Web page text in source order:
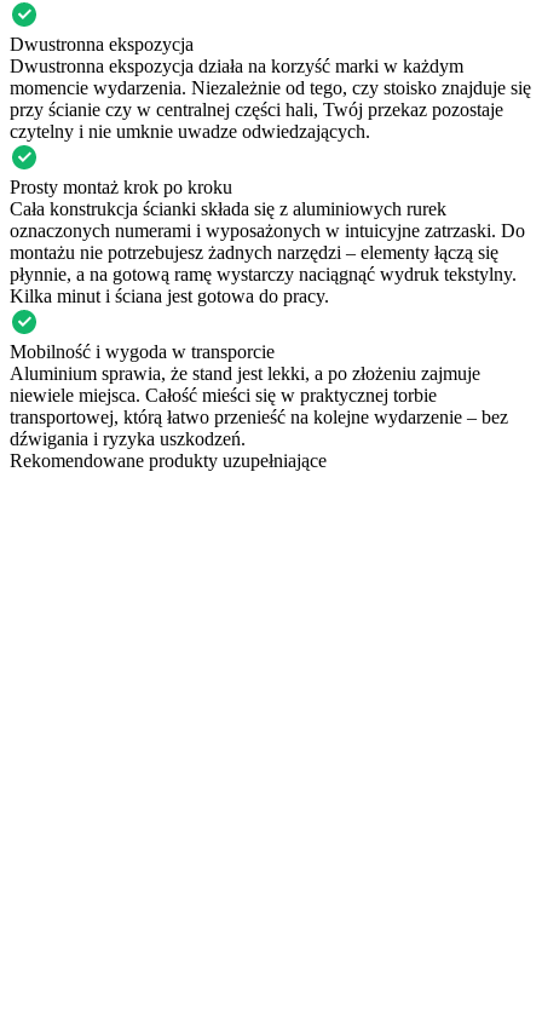
Dwustronna ekspozycja
Dwustronna ekspozycja działa na korzyść marki w każdym
momencie wydarzenia. Niezależnie od tego, czy stoisko znajduje się
przy ścianie czy w centralnej części hali, Twój przekaz pozostaje
czytelny i nie umknie uwadze odwiedzających.
Prosty montaż krok po kroku
Cała konstrukcja ścianki składa się z aluminiowych rurek
oznaczonych numerami i wyposażonych w intuicyjne zatrzaski. Do
montażu nie potrzebujesz żadnych narzędzi – elementy łączą się
płynnie, a na gotową ramę wystarczy naciągnąć wydruk tekstylny.
Kilka minut i ściana jest gotowa do pracy.
Mobilność i wygoda w transporcie
Aluminium sprawia, że stand jest lekki, a po złożeniu zajmuje
niewiele miejsca. Całość mieści się w praktycznej torbie
transportowej, którą łatwo przenieść na kolejne wydarzenie – bez
dźwigania i ryzyka uszkodzeń.
Rekomendowane produkty uzupełniające